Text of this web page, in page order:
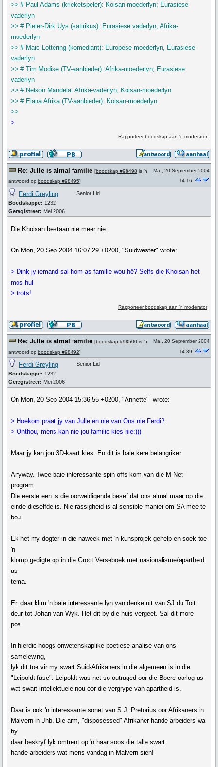
>> # Paul Adams (krieketspeler): Koisan-moederlyn; Eurasiese
vaderlyn
>> # Pieter-Dirk Uys (satirikus): Eurasiese vaderlyn; Afrika-
moederlyn
>> # Marc Lottering (komediant): Europese moederlyn, Eurasiese
vaderlyn
>> # Tim Modise (TV-aanbieder): Afrika-moederlyn; Eurasiese
vaderlyn
>> # Nelson Mandela: Afrika-vaderlyn; Koisan-moederlyn
>> # Elana Afrika (TV-aanbieder): Koisan-moederlyn
>>
>
Rapporteer boodskap aan 'n moderator
Re: Julle is almal familie [boodskap #98498 is 'n
antwoord op boodskap #98495]
Ma., 20 September 2004
14:16
Ferdi Greyling
Boodskappe: 1232
Geregistreer: Mei 2006
Senior Lid
Die Khoisan bestaan nie meer nie.
On Mon, 20 Sep 2004 16:07:29 +0200, "Suidwester" wrote:
> Dink jy iemand sal hom as familie wou hê? Selfs die Khoisan het
mos hul
> trots!
Rapporteer boodskap aan 'n moderator
Re: Julle is almal familie [boodskap #98500 is 'n
antwoord op boodskap #98492]
Ma., 20 September 2004
14:39
Ferdi Greyling
Boodskappe: 1232
Geregistreer: Mei 2006
Senior Lid
On Mon, 20 Sep 2004 15:36:55 +0200, "Annette" wrote:
> Hoekom praat jy van Julle en nie van Ons nie Ferdi?
> Onthou, mens kan nie jou familie kies nie:)))
Maar jy kan jou 3D-kaart kies. En dit is baie kere belangriker!
Anyway. Twee baie interessante spin offs kom van die M-Net-
program.
Die eerste een is die oorweldigende besef dat ons almal maar op die
einde dieselfde is. Nie rassigheid is al sensible manier om SA mee te
bou.
Ek het my dogter in die naweek met 'n kunsprojek gehelp en soek toe
'n
klomp gedigte op in die Groot Verseboek met nasionalisme/apartheid
as
tema.
En daar klim 'n baie interessante lyn van denke uit van SJ du Toit
deur tot Johan van Wyk. Het dit by die huis vergeet. Sal dit more
pos.
In hierdie hoogs onwetenskaplike poetiese analise van ons
samelewing,
lyk dit toe vir my swart Suid-Afrikaners in die algemeen is in die
"Leipoldt-fase". Leipoldt was net so outraged oor die Boere-oorlog as
wat swart intellektuele nou oor die vergrype van apartheid is.
Daar is ook 'n interessante sonet van S.J. Pretorius oor Afrikaners in
Malvern in Jhb. Die arm, "disposessed" Afrikaner hande-arbeiders wa
hy
daar beskryf lyk omtrent op 'n haar soos die talle swart
hande-arbeiders wat mens vandag in Malvern sien!